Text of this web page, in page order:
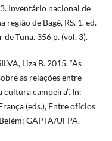
Inventário nacional de
de Bagé, RS. 1. ed.
Tuna. 356 p. (vol. 3).
Liza B. 2015. “As
as relações entre
cultura campeira”. In:
(eds.), Entre ofícios
GAPTA/UFPA.